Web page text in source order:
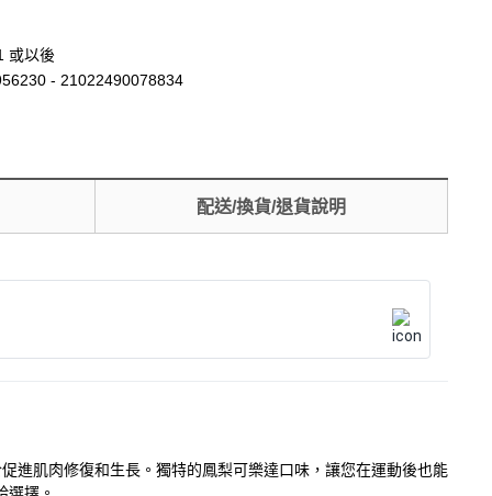
或以後
- 21022490078834
配送/換貨/退貨說明
進肌肉修復和生長。獨特的鳳梨可樂達口味，讓您在運動後也能